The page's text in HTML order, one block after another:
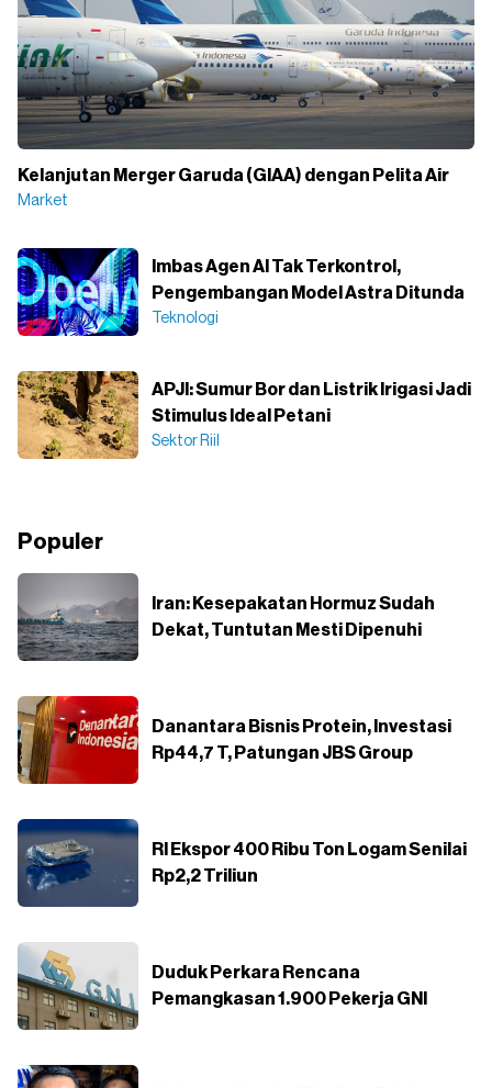
Kelanjutan Merger Garuda (GIAA) dengan Pelita Air
Market
Imbas Agen AI Tak Terkontrol,
Pengembangan Model Astra Ditunda
Teknologi
APJI: Sumur Bor dan Listrik Irigasi Jadi
Stimulus Ideal Petani
Sektor Riil
Populer
Iran: Kesepakatan Hormuz Sudah
Dekat, Tuntutan Mesti Dipenuhi
Danantara Bisnis Protein, Investasi
Rp44,7 T, Patungan JBS Group
RI Ekspor 400 Ribu Ton Logam Senilai
Rp2,2 Triliun
Duduk Perkara Rencana
Pemangkasan 1.900 Pekerja GNI